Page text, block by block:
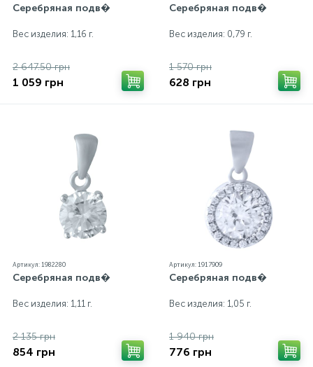
Серебряная подв�
Вес изделия: 1,16 г.
2 647.50 грн
1 059 грн
Серебряная подв�
Вес изделия: 0,79 г.
1 570 грн
628 грн
Артикул: 1982280
Серебряная подв�
Вес изделия: 1,11 г.
2 135 грн
854 грн
Артикул: 1917909
Серебряная подв�
Вес изделия: 1,05 г.
1 940 грн
776 грн